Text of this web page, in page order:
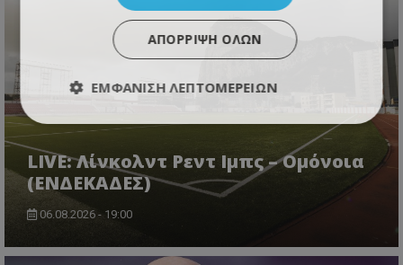
LIVE: Λίνκολντ Ρεντ Ιμπς – Ομόνοια
(ΕΝΔΕΚΑΔΕΣ)
06.08.2026 - 19:00
ΑΠΌΡΡΙΨΗ ΌΛΩΝ
ΕΜΦΆΝΙΣΗ ΛΕΠΤΟΜΕΡΕΙΏΝ